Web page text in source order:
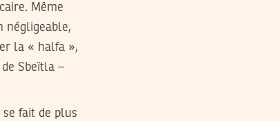
Même
négligeable,
la « halfa »,
Sbeïtla –
se fait de plus